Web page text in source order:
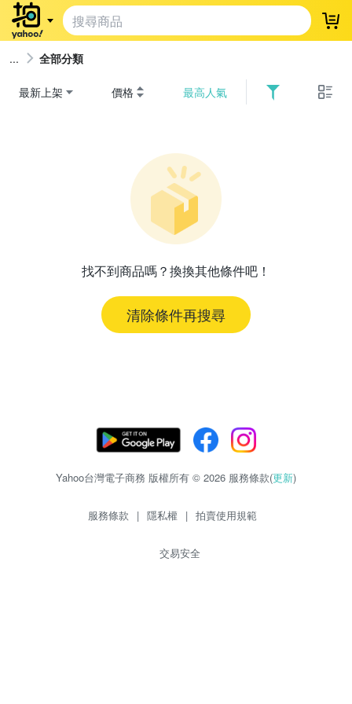
登
全部分類
最新上架 價格 最高人氣
找不到商品嗎？換換其他條件吧！
清除條件再搜尋
Yahoo台灣電子商務 版權所有 © 2026 服務條款(更新)
服務條款 | 隱私權 | 拍賣使用規範
交易安全